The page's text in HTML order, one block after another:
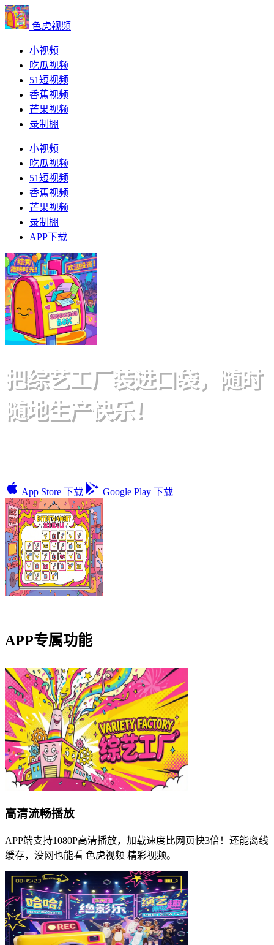
色虎视频
小视频
吃瓜视频
51短视频
香蕉视频
芒果视频
录制棚
新
人
福
利
帮
助
中
心
APP
下
载
官
官
网
专
业
化
下
载
中
心
小视频
吃瓜视频
51短视频
香蕉视频
芒果视频
录制棚
APP下载
把综艺工厂装进口袋，随时
随地生产快乐！
App Store 下载 Google Play 下载
APP专属功能
高清流畅播放
APP端支持1080P高清播放，加载速度比网页快3倍！还能离线
缓存，没网也能看 色虎视频 精彩视频。